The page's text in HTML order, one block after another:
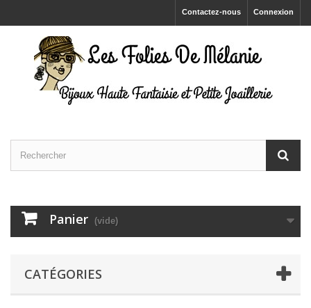
Connexion
Contactez-nous
Panier (vide)
CATÉGORIES